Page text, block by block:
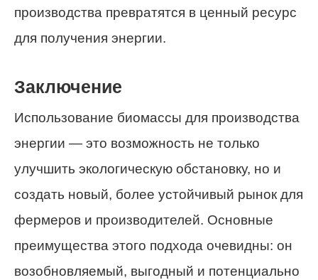
производства превратятся в ценный ресурс
для получения энергии.
Заключение
Использование биомассы для производства
энергии — это возможность не только
улучшить экологическую обстановку, но и
создать новый, более устойчивый рынок для
фермеров и производителей. Основные
преимущества этого подхода очевидны: он
возобновляемый, выгодный и потенциально